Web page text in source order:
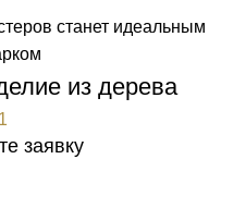
станет идеальным
из дерева
1
заявку